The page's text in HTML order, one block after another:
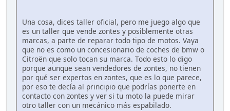
Una cosa, dices taller oficial, pero me juego algo que
es un taller que vende zontes y posiblemente otras
marcas, a parte de reparar todo tipo de motos. Vaya
que no es como un concesionario de coches de bmw o
Citroën que solo tocan su marca. Todo esto lo digo
porque aunque sean vendedores de zontes, no tienen
por qué ser expertos en zontes, que es lo que parece,
por eso te decía al principio que podrías ponerte en
contacto con zontes y ver si tu moto la puede mirar
otro taller con un mecánico más espabilado.